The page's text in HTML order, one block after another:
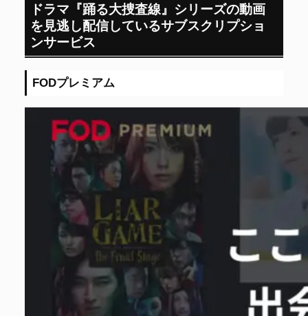
ドラマ『踊る大捜査線』シリーズの動画
を見逃し配信しているサブスクリプショ
ンサービス
FODプレミアム